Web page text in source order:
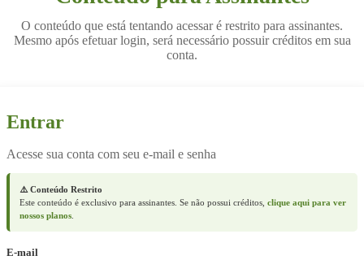
O conteúdo que está tentando acessar é restrito para assinantes.
Mesmo após efetuar login, será necessário possuir créditos em sua
conta.
Entrar
Acesse sua conta com seu e-mail e senha
⚠️ Conteúdo Restrito
Este conteúdo é exclusivo para assinantes. Se não possui créditos, clique aqui para ver
nossos planos
E-mail